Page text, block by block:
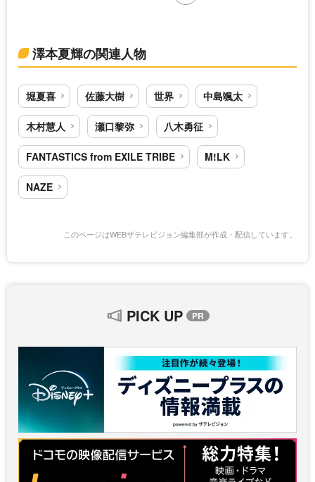
澤本夏輝の関連人物
堀夏喜 佐藤大樹 世界 中島颯太
木村慧人 瀬口黎弥 八木勇征
FANTASTICS from EXILE TRIBE M!LK
NAZE
このページはWEBザテレビジョン編集部が作成・配信しています。
PICK UP